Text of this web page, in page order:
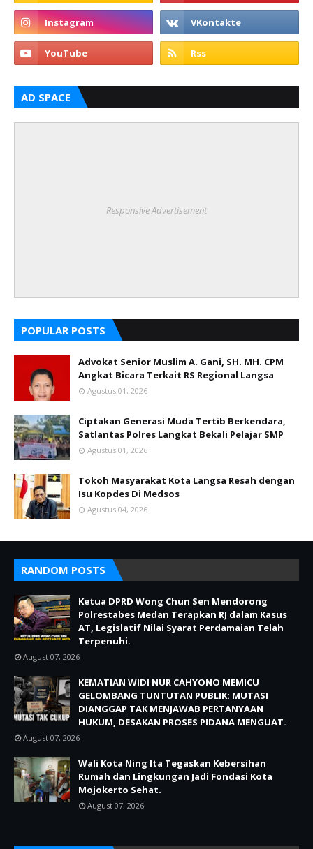
AD SPACE
Responsive Advertisement
POPULAR POSTS
Advokat Senior Muslim A. Gani, SH. MH. CPM
Angkat Bicara Terkait RS Regional Langsa
Agustus 01, 2026
Ciptakan Generasi Muda Tertib Berkendara,
Satlantas Polres Langkat Bekali Pelajar SMP
Agustus 01, 2026
Tokoh Masyarakat Kota Langsa Resah dengan
Isu Kopdes Di Medsos
Agustus 04, 2026
RANDOM POSTS
Ketua DPRD Wong Chun Sen Mendorong
Polrestabes Medan Terapkan RJ dalam Kasus
AT, Legislatif Nilai Syarat Perdamaian Telah
Terpenuhi.
August 07, 2026
KEMATIAN WIDI NUR CAHYONO MEMICU
GELOMBANG TUNTUTAN PUBLIK: MUTASI
DIANGGAP TAK MENJAWAB PERTANYAAN
HUKUM, DESAKAN PROSES PIDANA MENGUAT.
August 07, 2026
Wali Kota Ning Ita Tegaskan Kebersihan
Rumah dan Lingkungan Jadi Fondasi Kota
Mojokerto Sehat.
August 07, 2026